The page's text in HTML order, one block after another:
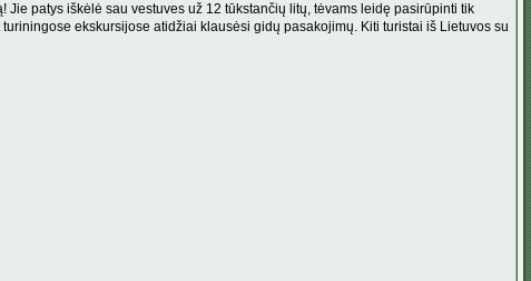
patys iškėlė sau vestuves už 12 tūkstančių litų, tėvams leidę pasirūpinti tik
ekskursijose atidžiai klausėsi gidų pasakojimų. Kiti turistai iš Lietuvos su